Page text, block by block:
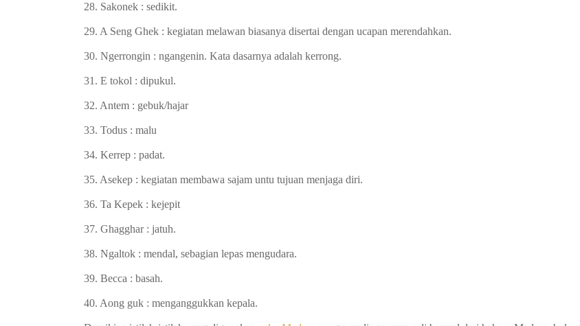
28. Sakonek : sedikit.
29. A Seng Ghek : kegiatan melawan biasanya disertai dengan ucapan merendahkan.
30. Ngerrongin : ngangenin. Kata dasarnya adalah kerrong.
31. E tokol : dipukul.
32. Antem : gebuk/hajar
33. Todus : malu
34. Kerrep : padat.
35. Asekep : kegiatan membawa sajam untu tujuan menjaga diri.
36. Ta Kepek : kejepit
37. Ghagghar : jatuh.
38. Ngaltok : mendal, sebagian lepas mengudara.
39. Becca : basah.
40. Aong guk : menganggukkan kepala.